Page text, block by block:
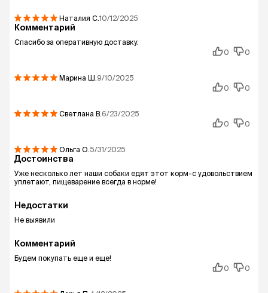
Наталия С.10/12/2025
Комментарий
Спасибо за оперативную доставку.
0
0
Марина Ш. 9/10/2025
0
0
Светлана В. 6/23/2025
0
0
Ольга О. 5/31/2025
Достоинства
Уже несколько лет наши собаки едят этот корм-с удовольствием
уплетают, пищеварение всегда в норме!
Недостатки
Не выявили
Комментарий
Будем покупать еще и еще!
0
0